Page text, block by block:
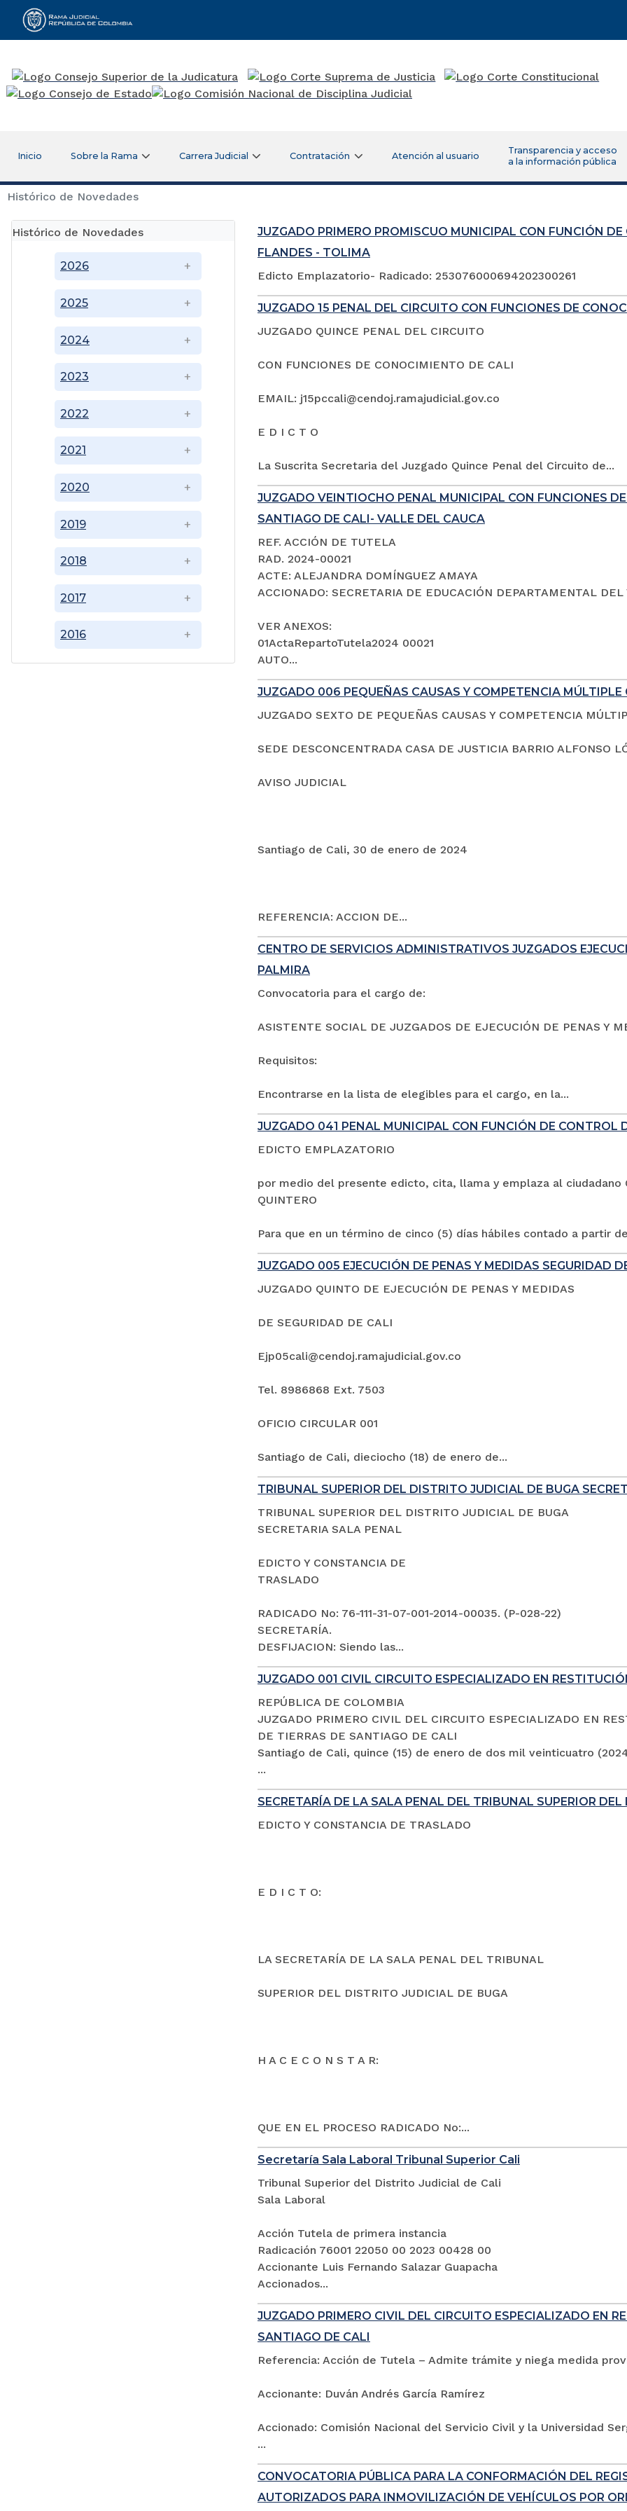
Rama Judicial
Inicio Sobre la Rama Carrera Judicial Contratación Atención al usuario
Transparencia y acceso
a la información pública
Histórico de Novedades
Histórico de Novedades
2016
2017
2018
2019
2020
2021
2022
2023
2024
2025
2026
JUZGADO PRIMERO PROMISCUO MUNICIPAL CON FUNCIÓN
FLANDES - TOLIMA
Edicto Emplazatorio- Radicado: 253076000694202300261
JUZGADO 15 PENAL DEL CIRCUITO CON FUNCIONES DE
JUZGADO QUINCE PENAL DEL CIRCUITO
CON FUNCIONES DE CONOCIMIENTO DE CALI
EMAIL: j15pccali@cendoj.ramajudicial.gov.co
E D I C T O
La Suscrita Secretaria del Juzgado Quince Penal del Circuito de...
JUZGADO VEINTIOCHO PENAL MUNICIPAL CON FUNCIONES
SANTIAGO DE CALI- VALLE DEL CAUCA
REF. ACCIÓN DE TUTELA
RAD. 2024-00021
ACTE: ALEJANDRA DOMÍNGUEZ AMAYA
ACCIONADO: SECRETARIA DE EDUCACIÓN DEPARTAMENTAL
VER ANEXOS:
01ActaRepartoTutela2024 00021
AUTO...
JUZGADO 006 PEQUEÑAS CAUSAS Y COMPETENCIA MÚLTIPLE
JUZGADO SEXTO DE PEQUEÑAS CAUSAS Y COMPETENCIA
SEDE DESCONCENTRADA CASA DE JUSTICIA BARRIO ALFONSO
AVISO JUDICIAL
Santiago de Cali, 30 de enero de 2024
REFERENCIA: ACCION DE...
CENTRO DE SERVICIOS ADMINISTRATIVOS JUZGADOS
PALMIRA
Convocatoria para el cargo de:
ASISTENTE SOCIAL DE JUZGADOS DE EJECUCIÓN DE PENAS Y
Requisitos:
Encontrarse en la lista de elegibles para el cargo, en la...
JUZGADO 041 PENAL MUNICIPAL CON FUNCIÓN DE CONTROL
EDICTO EMPLAZATORIO
por medio del presente edicto, cita, llama y emplaza al ciudadano
QUINTERO
Para que en un término de cinco (5) días hábiles contado a partir
JUZGADO 005 EJECUCIÓN DE PENAS Y MEDIDAS SEGURIDAD
JUZGADO QUINTO DE EJECUCIÓN DE PENAS Y MEDIDAS
DE SEGURIDAD DE CALI
Ejp05cali@cendoj.ramajudicial.gov.co
Tel. 8986868 Ext. 7503
OFICIO CIRCULAR 001
Santiago de Cali, dieciocho (18) de enero de...
TRIBUNAL SUPERIOR DEL DISTRITO JUDICIAL DE BUGA
TRIBUNAL SUPERIOR DEL DISTRITO JUDICIAL DE BUGA
SECRETARIA SALA PENAL
EDICTO Y CONSTANCIA DE
TRASLADO
RADICADO No: 76-111-31-07-001-2014-00035. (P-028-22)
SECRETARÍA.
DESFIJACION: Siendo las...
JUZGADO 001 CIVIL CIRCUITO ESPECIALIZADO EN
REPÚBLICA DE COLOMBIA
JUZGADO PRIMERO CIVIL DEL CIRCUITO ESPECIALIZADO EN
DE TIERRAS DE SANTIAGO DE CALI
Santiago de Cali, quince (15) de enero de dos mil veinticuatro
...
SECRETARÍA DE LA SALA PENAL DEL TRIBUNAL SUPERIOR
EDICTO Y CONSTANCIA DE TRASLADO
E D I C T O:
LA SECRETARÍA DE LA SALA PENAL DEL TRIBUNAL
SUPERIOR DEL DISTRITO JUDICIAL DE BUGA
H A C E C O N S T A R:
QUE EN EL PROCESO RADICADO No:...
Secretaría Sala Laboral Tribunal Superior Cali
Tribunal Superior del Distrito Judicial de Cali
Sala Laboral
Acción Tutela de primera instancia
Radicación 76001 22050 00 2023 00428 00
Accionante Luis Fernando Salazar Guapacha
Accionados...
JUZGADO PRIMERO CIVIL DEL CIRCUITO ESPECIALIZADO EN
SANTIAGO DE CALI
Referencia: Acción de Tutela – Admite trámite y niega medida
Accionante: Duván Andrés García Ramírez
Accionado: Comisión Nacional del Servicio Civil y la Universidad
...
CONVOCATORIA PÚBLICA PARA LA CONFORMACIÓN DEL
AUTORIZADOS PARA INMOVILIZACIÓN DE VEHÍCULOS POR